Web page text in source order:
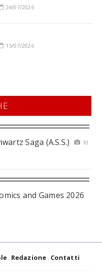
24/07/2026
15/07/2026
Saga (A.S.S.)
10
and Games 2026
Redazione Contatti